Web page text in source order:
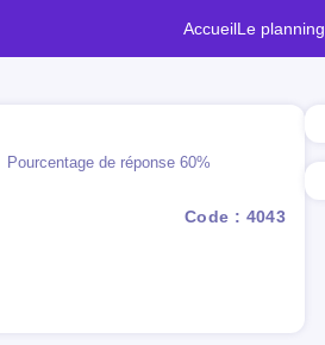
AccueilLe planning
Pourcentage de réponse 60%
Code : 4043